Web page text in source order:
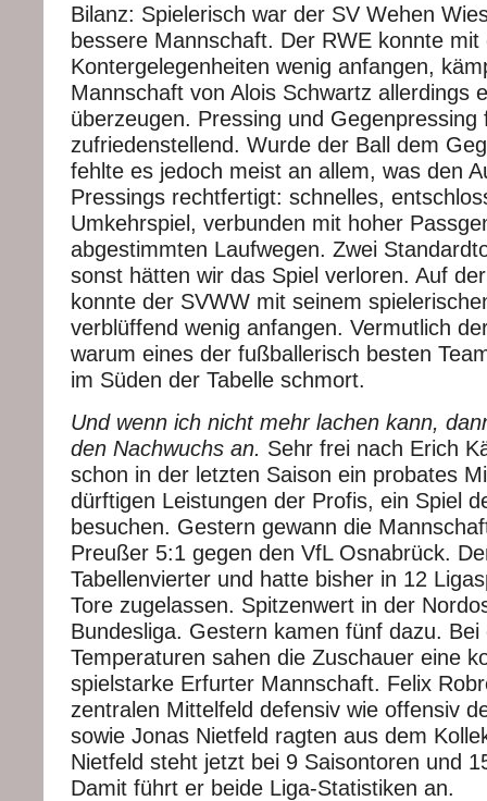
Bilanz: Spielerisch war der SV Wehen
bessere Mannschaft. Der RWE konnte
Kontergelegenheiten wenig anfangen,
Mannschaft von Alois Schwartz allerdings
überzeugen. Pressing und Gegenpressing
zufriedenstellend. Wurde der Ball dem
fehlte es jedoch meist an allem, was den
Pressings rechtfertigt: schnelles,
Umkehrspiel, verbunden mit hoher
abgestimmten Laufwegen. Zwei
sonst hätten wir das Spiel verloren. Auf
konnte der SVWW mit seinem
verblüffend wenig anfangen. Vermutlich
warum eines der fußballerisch besten
im Süden der Tabelle schmort.
Und wenn ich nicht mehr lachen kann,
den Nachwuchs an. Sehr frei nach Erich
schon in der letzten Saison ein probates
dürftigen Leistungen der Profis, ein Spiel
besuchen. Gestern gewann die
Preußer 5:1 gegen den VfL Osnabrück.
Tabellenvierter und hatte bisher in 12
Tore zugelassen. Spitzenwert in der
Bundesliga. Gestern kamen fünf dazu. Bei
Temperaturen sahen die Zuschauer eine
spielstarke Erfurter Mannschaft. Felix
zentralen Mittelfeld defensiv wie offensiv
sowie Jonas Nietfeld ragten aus dem
Nietfeld steht jetzt bei 9 Saisontoren und
Damit führt er beide Liga-Statistiken an.